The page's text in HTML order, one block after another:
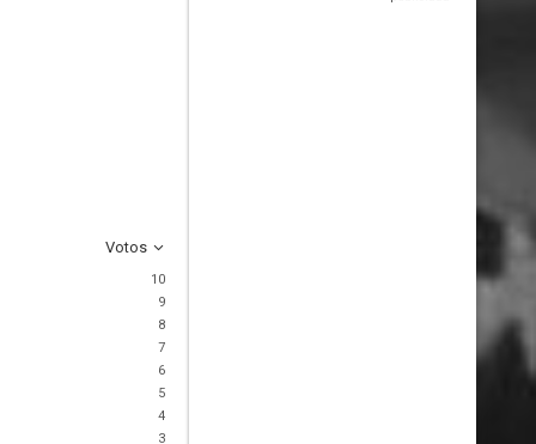
Votos
10
9
8
7
6
5
4
3